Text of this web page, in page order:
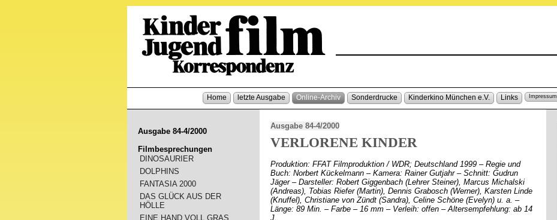
Home letzte Ausgabe Online-Archiv Sonderdrucke Kinderkino München e.V. Links Impressum
Ausgabe 84-4/2000
VERLORENE KINDER
Produktion: FFAT Filmproduktion / WDR; Deutschland 1999 – Regie und
Buch: Norbert Kückelmann – Kamera: Rainer Gutjahr – Schnitt: Gudrun
Jäger – Darsteller: Robert Giggenbach (Lehrer Steiner), Marcus Michalski
(Andreas), Tobias Riefer (Martin), Dennis Grabosch (Werner), Karsten Linde
(Knuffel), Christiane von Zündt (Sandra), Celine Schöne (Evelyn) u. a. –
Länge: 89 Min. – Farbe – 16 mm – Verleih: offen – Altersempfehlung: ab 14
J.
Ausgabe 84-4/2000
Filmbesprechungen
DINOSAURIER
DOLPHINS
FANTASIA 2000
DAS GLÜCK AUS DER
HÖLLE
EINE HAND VOLL GRAS